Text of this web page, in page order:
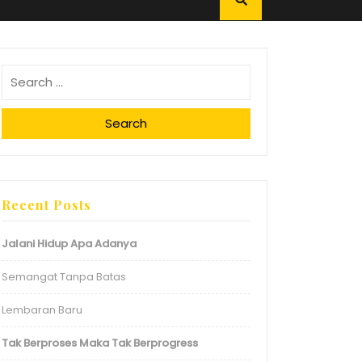
Search
Recent Posts
Jalani Hidup Apa Adanya
Semangat Tanpa Batas
Lembaran Baru
Tak Berproses Maka Tak Berprogress